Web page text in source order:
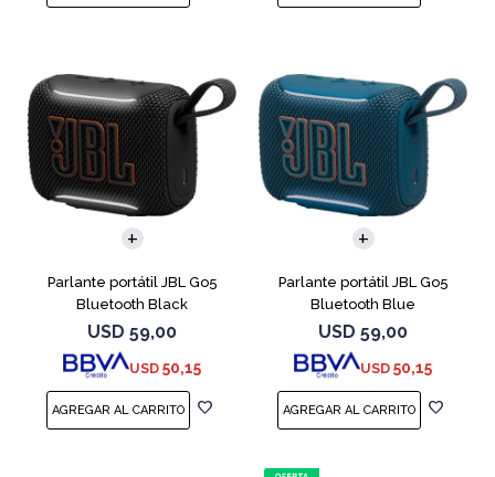
Parlante portátil JBL Go5
Bluetooth Black
USD 59,00
USD 50,15
Parlante portátil JBL Go5
Bluetooth Blue
USD 59,00
USD 50,15